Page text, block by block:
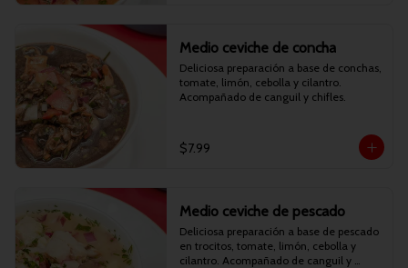
Medio ceviche de concha
Deliciosa preparación a base de conchas,
tomate, limón, cebolla y cilantro.
Acompañado de canguil y chifles.
$7.99
Medio ceviche de pescado
Deliciosa preparación a base de pescado
en trocitos, tomate, limón, cebolla y
cilantro. Acompañado de canguil y